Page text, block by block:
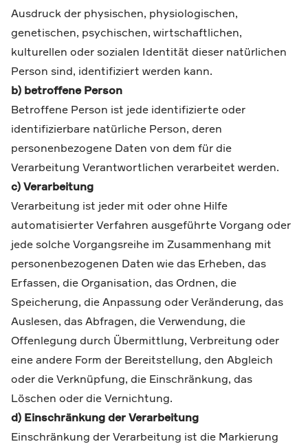
Ausdruck der physischen, physiologischen,
genetischen, psychischen, wirtschaftlichen,
kulturellen oder sozialen Identität dieser natürlichen
Person sind, identifiziert werden kann.
b) betroffene Person
Betroffene Person ist jede identifizierte oder
identifizierbare natürliche Person, deren
personenbezogene Daten von dem für die
Verarbeitung Verantwortlichen verarbeitet werden.
c) Verarbeitung
Verarbeitung ist jeder mit oder ohne Hilfe
automatisierter Verfahren ausgeführte Vorgang oder
jede solche Vorgangsreihe im Zusammenhang mit
personenbezogenen Daten wie das Erheben, das
Erfassen, die Organisation, das Ordnen, die
Speicherung, die Anpassung oder Veränderung, das
Auslesen, das Abfragen, die Verwendung, die
Offenlegung durch Übermittlung, Verbreitung oder
eine andere Form der Bereitstellung, den Abgleich
oder die Verknüpfung, die Einschränkung, das
Löschen oder die Vernichtung.
d) Einschränkung der Verarbeitung
Einschränkung der Verarbeitung ist die Markierung